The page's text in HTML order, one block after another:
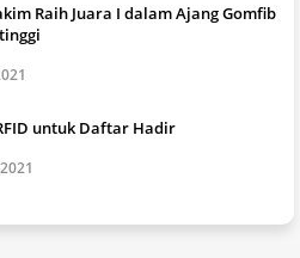
Raih Juara I dalam Ajang Gomfib
untuk Daftar Hadir